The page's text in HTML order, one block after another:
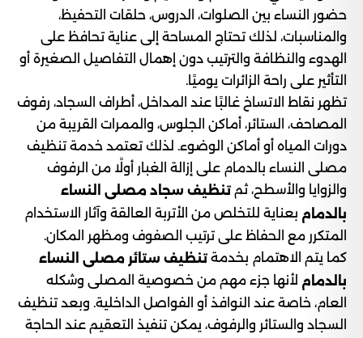
حضور النساء بين الصلوات، الدروس، حلقات التحفيظ،
والمناسبات، لذلك تحتاج المساحة إلى عناية تحافظ على
الهدوء والنظافة والترتيب دون إهمال التفاصيل الصغيرة أو
التأثير على راحة الزائرات يوميًا.
تظهر نقاط الاتساخ غالبًا عند المداخل، أطراف السجاد، رفوف
المصاحف، الستائر، أماكن الجلوس، والممرات القريبة من
دورات المياه أو أماكن الوضوء. لذلك تعتمد خدمة تنظيف
مصلى النساء بالدمام على إزالة الغبار أولًا من الرفوف
والزوايا والأسطح، ثمتنظيف سجاد مصلى النساء
بالدمام بعناية للتخلص من الأتربة العالقة وآثار الاستخدام
المتكرر مع الحفاظ على ترتيب الصفوف ومظهر المكان.
كما يتم الاهتمام بخدمةتنظيف ستائر مصلى النساء
بالدمام لأنها جزء مهم من خصوصية المصلى وشكله
العام، خاصة عند النوافذ أو الفواصل الداخلية. وبعد تنظيف
السجاد والستائر والرفوف، يمكن تنفيذ التعقيم عند الحاجة